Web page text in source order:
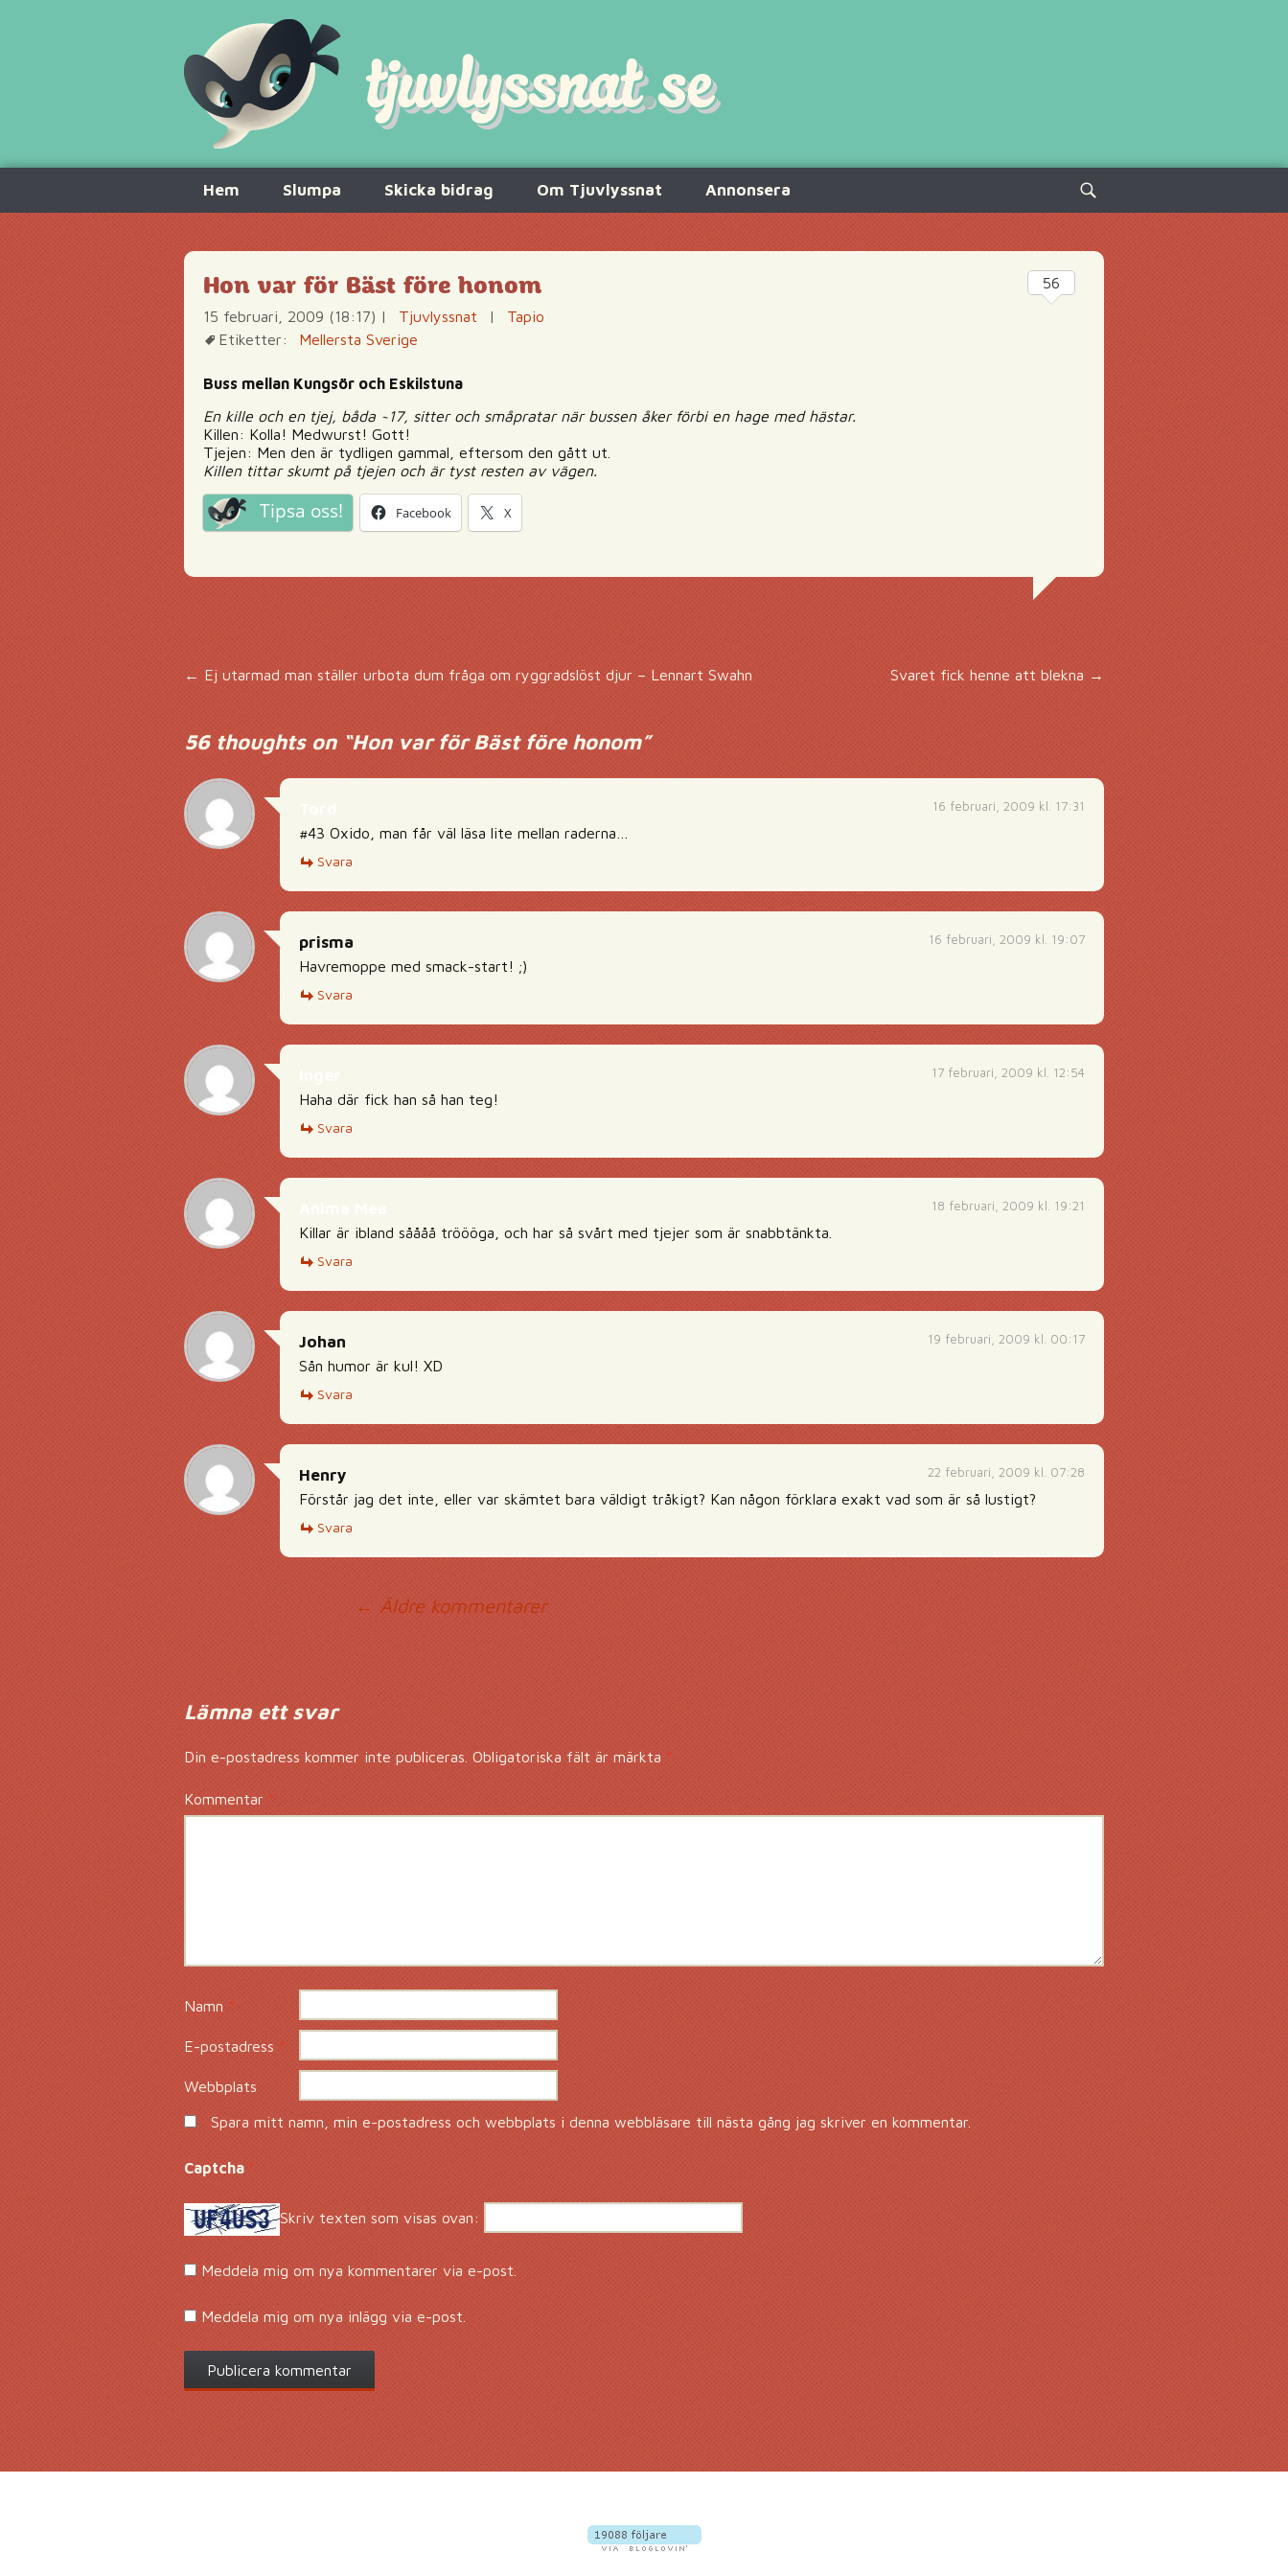
innehåll
Hem Slumpa Skicka bidrag Om Tjuvlyssnat Annonsera
Sök
efter:
Hon var för Bäst före honom
15 februari, 2009 (18:17) | Tjuvlyssnat |
Tapio
Etiketter:
Mellersta Sverige
Buss mellan Kungsör och Eskilstuna
En kille och en tjej, båda ~17, sitter och småpratar när bussen åker förbi en hage med hästar.
Killen: Kolla! Medwurst! Gott!
Tjejen: Men den är tydligen gammal, eftersom den gått ut.
Killen tittar skumt på tjejen och är tyst resten av vägen.
Tipsa oss! Facebook X
56
Inläggsnavigering
← Ej utarmad man ställer urbota dum fråga om ryggradslöst djur – Lennart Swahn Svaret fick henne att blekna →
56 thoughts on “Hon var för Bäst före honom”
16 februari, 2009 kl. 17:31
#43 Oxido, man får väl läsa lite mellan raderna…
Svara
16 februari, 2009 kl. 19:07
prisma
Havremoppe med smack-start! ;)
Svara
17 februari, 2009 kl. 12:54
Haha där fick han så han teg!
Svara
18 februari, 2009 kl. 19:21
Killar är ibland såååå tröööga, och har så svårt med tjejer som är snabbtänkta.
Svara
19 februari, 2009 kl. 00:17
Johan
Sån humor är kul! XD
Svara
22 februari, 2009 kl. 07:28
Henry
Förstår jag det inte, eller var skämtet bara väldigt tråkigt? Kan någon förklara exakt vad som är så lustigt?
Svara
Kommentarsnavigering
← Äldre kommentarer
Lämna ett svar
Din e-postadress kommer inte publiceras. Obligatoriska fält är märkta*
Kommentar *
Namn*
E-postadress*
Webbplats
Spara mitt namn, min e-postadress och webbplats i denna webbläsare till nästa gång jag skriver en kommentar.
Captcha*
Skriv texten som visas ovan:
Meddela mig om nya kommentarer via e-post.
Meddela mig om nya inlägg via e-post.